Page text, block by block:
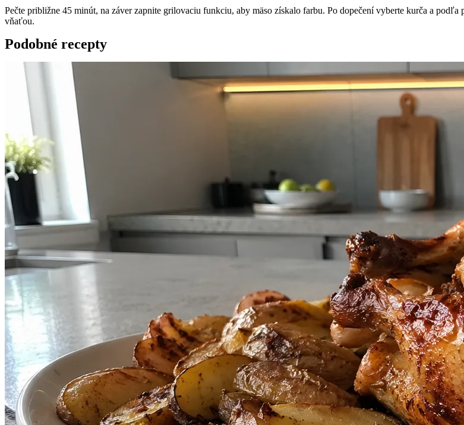
Pečte približne 45 minút, na záver zapnite grilovaciu funkciu, aby mäso získalo farbu. Po dopečení vyberte kurča a
vňaťou.
Podobné recepty